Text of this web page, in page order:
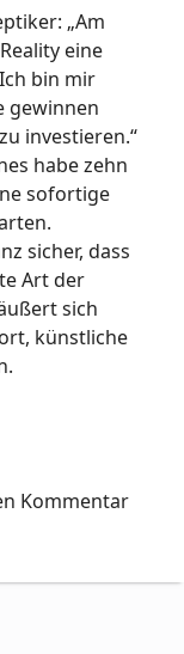
„Am
eine
bin mir
gewinnen
investieren.“
habe zehn
sofortige
sicher, dass
Art der
sich
künstliche
Kommentar